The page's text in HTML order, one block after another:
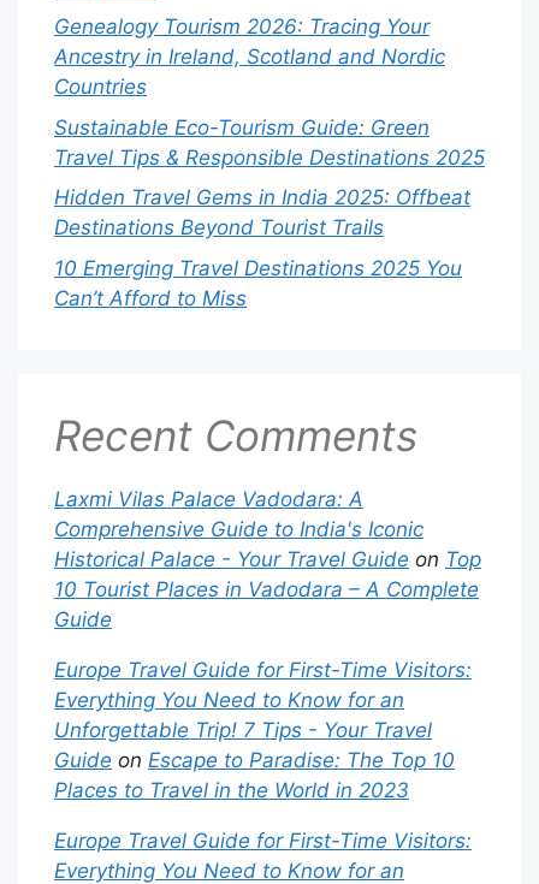
Genealogy Tourism 2026: Tracing Your
Ancestry in Ireland, Scotland and Nordic
Countries
Sustainable Eco-Tourism Guide: Green
Travel Tips & Responsible Destinations 2025
Hidden Travel Gems in India 2025: Offbeat
Destinations Beyond Tourist Trails
10 Emerging Travel Destinations 2025 You
Can’t Afford to Miss
Recent Comments
Laxmi Vilas Palace Vadodara: A
Comprehensive Guide to India's Iconic
Historical Palace - Your Travel Guide on Top
10 Tourist Places in Vadodara – A Complete
Guide
Europe Travel Guide for First-Time Visitors:
Everything You Need to Know for an
Unforgettable Trip! 7 Tips - Your Travel
Guide on Escape to Paradise: The Top 10
Places to Travel in the World in 2023
Europe Travel Guide for First-Time Visitors:
Everything You Need to Know for an